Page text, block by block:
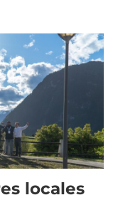
locales